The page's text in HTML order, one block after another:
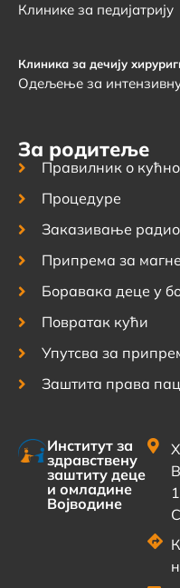
Институт за
здравствену
заштиту деце
и омладине
Војводине
Клинике за педијатрију
Клиника за дечију
Одељење за
За родитеље
Правилник о
Процедуре
Заказивање
Припрема за
Боравака деце у
Повратак кући
Упутсва за
Заштита права